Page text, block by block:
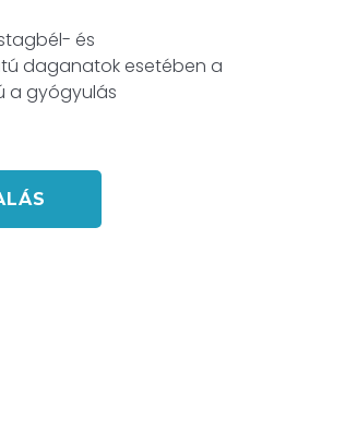
és
daganatok esetében a
a gyógyulás